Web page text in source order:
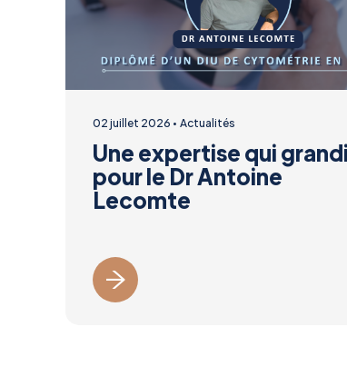
02 juillet 2026 Actualités
Une expertise qui
pour le Dr Antoine
Lecomte